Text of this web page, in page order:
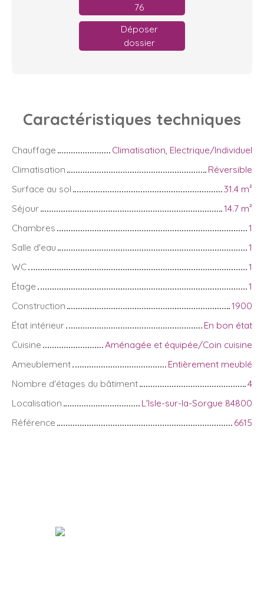
76
Déposer
dossier
Caractéristiques techniques
Chauffage
Climatisation, Electrique/Individuel
Climatisation
Réversible
Surface au sol
31.4 m²
Séjour
14.7 m²
Chambres
1
Salle d'eau
1
WC
1
Étage
1
Construction
1900
État intérieur
En bon état
Cuisine
Aménagée et équipée/Coin cuisine
Ameublement
Entièrement meublé
Nombre d'étages du bâtiment
4
Localisation
L'Isle-sur-la-Sorgue 84800
Référence
6615